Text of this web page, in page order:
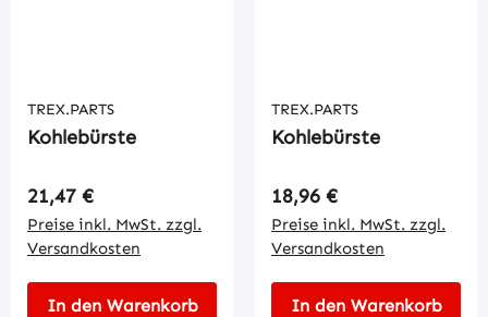
TREX.PARTS
Kohlebürste
Regulärer Preis:
21,47 €
Preise inkl. MwSt. zzgl.
Versandkosten
In den Warenkorb
TREX.PARTS
Kohlebürste
Regulärer Preis:
18,96 €
Preise inkl. MwSt. zzgl.
Versandkosten
In den Warenkorb